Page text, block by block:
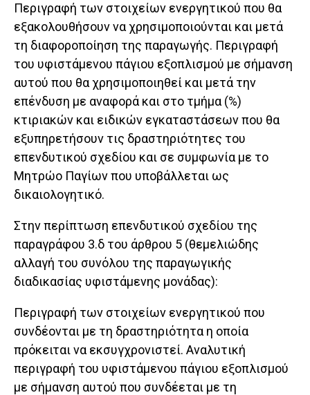
Περιγραφή των στοιχείων ενεργητικού που θα
εξακολουθήσουν να χρησιμοποιούνται και μετά
τη διαφοροποίηση της παραγωγής. Περιγραφή
του υφιστάμενου πάγιου εξοπλισμού με σήμανση
αυτού που θα χρησιμοποιηθεί και μετά την
επένδυση με αναφορά και στο τμήμα (%)
κτιριακών και ειδικών εγκαταστάσεων που θα
εξυπηρετήσουν τις δραστηριότητες του
επενδυτικού σχεδίου και σε συμφωνία με το
Μητρώο Παγίων που υποβάλλεται ως
δικαιολογητικό.
Στην περίπτωση επενδυτικού σχεδίου της
παραγράφου 3.δ του άρθρου 5 (θεμελιώδης
αλλαγή του συνόλου της παραγωγικής
διαδικασίας υφιστάμενης μονάδας):
Περιγραφή των στοιχείων ενεργητικού που
συνδέονται με τη δραστηριότητα η οποία
πρόκειται να εκσυγχρονιστεί. Αναλυτική
περιγραφή του υφιστάμενου πάγιου εξοπλισμού
με σήμανση αυτού που συνδέεται με τη